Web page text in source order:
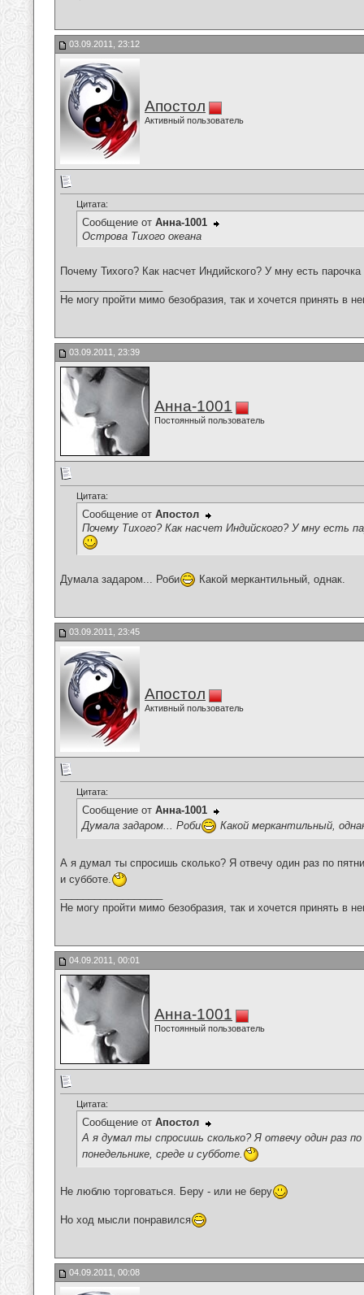
03.09.2011, 23:12
Апостол
Активный пользователь
Цитата:
Сообщение от Анна-1001
Острова Тихого океана
Почему Тихого? Как насчет Индийского? У мну есть
Не могу пройти мимо безобразия, так и хочется принять в
03.09.2011, 23:39
Анна-1001
Постоянный пользователь
Цитата:
Сообщение от Апостол
Почему Тихого? Как насчет Индийского? У мну есть
Думала задаром... Роби Какой меркантильный, однак.
03.09.2011, 23:45
Апостол
Активный пользователь
Цитата:
Сообщение от Анна-1001
Думала задаром... Роби
Какой меркантильный,
А я думал ты спросишь сколько? Я отвечу один раз по
и субботе.
Не могу пройти мимо безобразия, так и хочется принять в
04.09.2011, 00:01
Анна-1001
Постоянный пользователь
Цитата:
Сообщение от Апостол
А я думал ты спросишь сколько? Я отвечу один раз
понедельнике, среде и субботе.
Не люблю торговаться. Беру - или не беру
Но ход мысли понравился
04.09.2011, 00:08